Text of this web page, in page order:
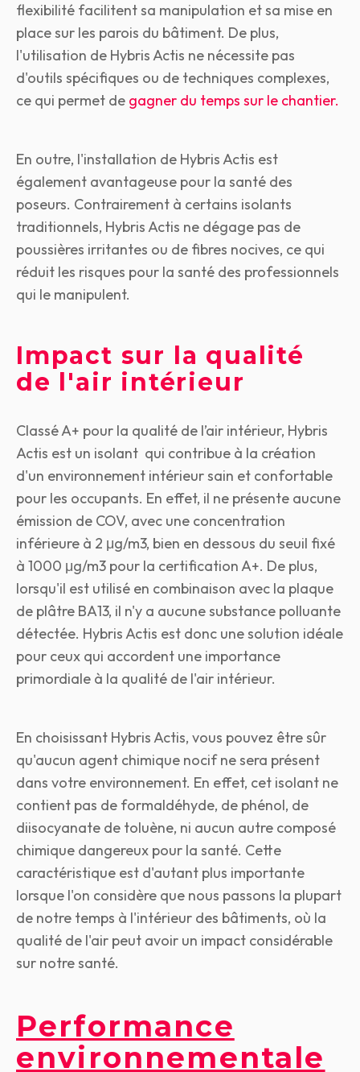
flexibilité facilitent sa manipulation et sa mise en
place sur les parois du bâtiment. De plus,
l'utilisation de Hybris Actis ne nécessite pas
d'outils spécifiques ou de techniques complexes,
ce qui permet de gagner du temps sur le chantier.
En outre, l'installation de Hybris Actis est
également avantageuse pour la santé des
poseurs. Contrairement à certains isolants
traditionnels, Hybris Actis ne dégage pas de
poussières irritantes ou de fibres nocives, ce qui
réduit les risques pour la santé des professionnels
qui le manipulent.
Impact sur la qualité
de l'air intérieur
Classé A+ pour la qualité de l’air intérieur, Hybris
Actis est un isolant qui contribue à la création
d'un environnement intérieur sain et confortable
pour les occupants. En effet, il ne présente aucune
émission de COV, avec une concentration
inférieure à 2 μg/m3, bien en dessous du seuil fixé
à 1000 μg/m3 pour la certification A+. De plus,
lorsqu'il est utilisé en combinaison avec la plaque
de plâtre BA13, il n'y a aucune substance polluante
détectée. Hybris Actis est donc une solution idéale
pour ceux qui accordent une importance
primordiale à la qualité de l'air intérieur.
En choisissant Hybris Actis, vous pouvez être sûr
qu'aucun agent chimique nocif ne sera présent
dans votre environnement. En effet, cet isolant ne
contient pas de formaldéhyde, de phénol, de
diisocyanate de toluène, ni aucun autre composé
chimique dangereux pour la santé. Cette
caractéristique est d'autant plus importante
lorsque l'on considère que nous passons la plupart
de notre temps à l'intérieur des bâtiments, où la
qualité de l'air peut avoir un impact considérable
sur notre santé.
Performance
environnementale